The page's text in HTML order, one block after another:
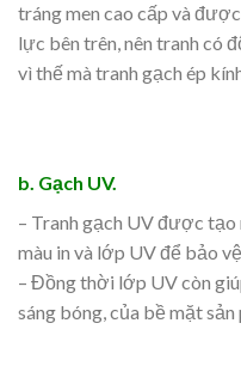
tráng men cao cấp và
lực bên trên, nên tranh có
vì thế mà tranh gạch ép
b. Gạch UV.
– Tranh gạch UV được
màu in và lớp UV để bảo
– Đồng thời lớp UV còn
sáng bóng, của bề mặt sản